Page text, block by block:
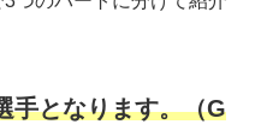
手となります。（G